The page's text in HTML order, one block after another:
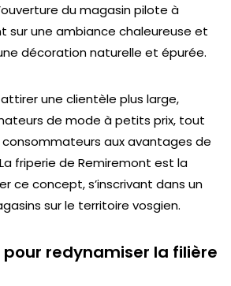
du magasin pilote à
sur une ambiance chaleureuse et
décoration naturelle et épurée.
une clientèle plus large,
de mode à petits prix, tout
consommateurs aux avantages de
friperie de Remiremont est la
ce concept, s’inscrivant dans un
sur le territoire vosgien.
redynamiser la filière